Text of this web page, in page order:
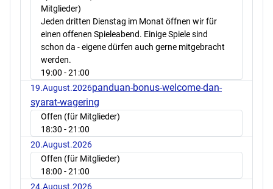
Mitglieder)
Jeden dritten Dienstag im Monat öffnen wir für
einen offenen Spieleabend. Einige Spiele sind
schon da - eigene dürfen auch gerne mitgebracht
werden.
19:00 - 21:00
19.August.2026panduan-bonus-welcome-dan-
syarat-wagering
Offen (für Mitglieder)
18:30 - 21:00
20.August.2026
Offen (für Mitglieder)
18:00 - 21:00
24.August.2026